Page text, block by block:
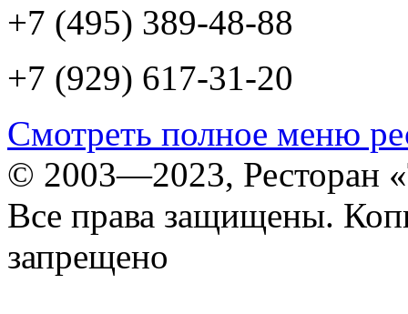
+7 (495) 389-48-88
+7 (929) 617-31-20
Смотреть полное меню
© 2003—2023, Ресторан
Все права защищены.
запрещено